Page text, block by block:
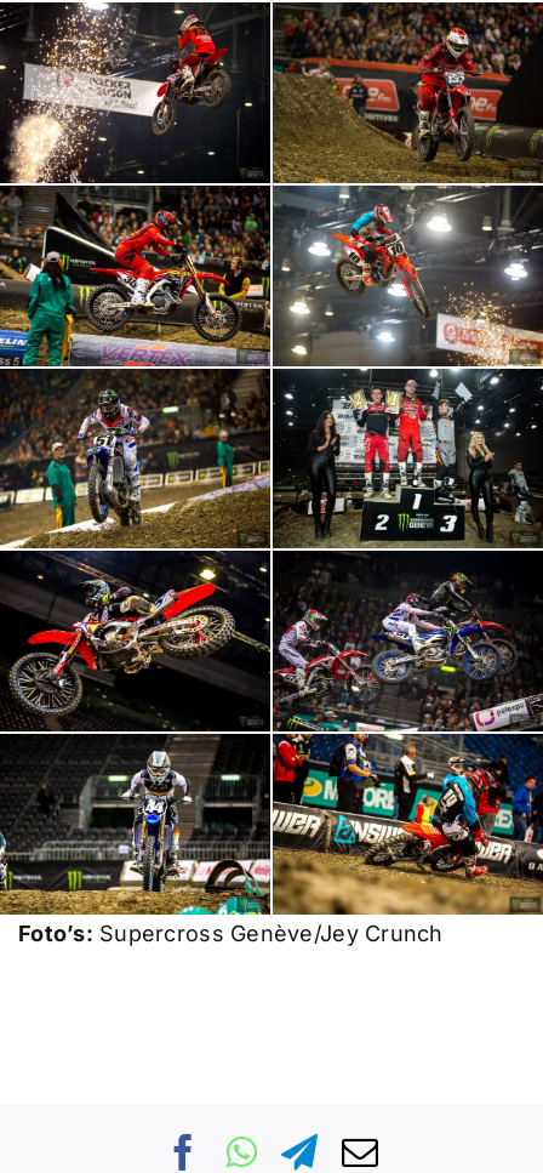
Foto’s: Supercross Genève/Jey Crunch